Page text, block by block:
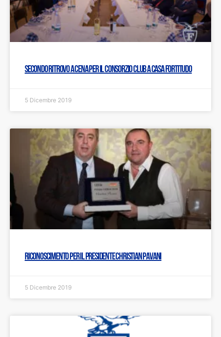
Secondo ritrovo a cena per il Consorzio Club a Casa Fortitudo
5 Dicembre 2019
Riconoscimento per il Presidente Christian Pavani
5 Dicembre 2019